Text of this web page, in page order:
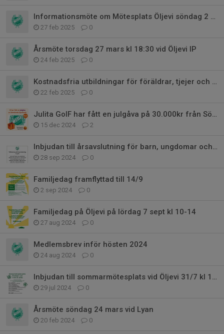
Informationsmöte om Mötesplats Öljevi söndag 2 mars kl 15:30
27 feb 2025 0
Årsmöte torsdag 27 mars kl 18:30 vid Öljevi IP
24 feb 2025 0
Kostnadsfria utbildningar för föräldrar, tjejer och er som gillar att tävla
22 feb 2025 0
Julita GoIF har fått en julgåva på 30.000kr från Sörmlands Sparbank!
15 dec 2024 2
Inbjudan till årsavslutning för barn, ungdomar och ledare 9 nov kl 10
28 sep 2024 0
Familjedag framflyttad till 14/9
2 sep 2024 0
Familjedag på Öljevi på lördag 7 sept kl 10-14
27 aug 2024 0
Medlemsbrev inför hösten 2024
24 aug 2024 0
Inbjudan till sommarmötesplats vid Öljevi 31/7 kl 17-20
29 jul 2024 0
Årsmöte söndag 24 mars vid Lyan
20 feb 2024 0